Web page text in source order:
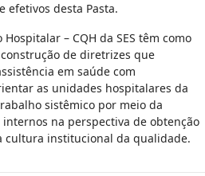
efetivos desta Pasta.
– CQH da SES têm como
de diretrizes que
em saúde com
as unidades hospitalares da
sistêmico por meio da
na perspectiva de obtenção
cultura institucional da qualidade.